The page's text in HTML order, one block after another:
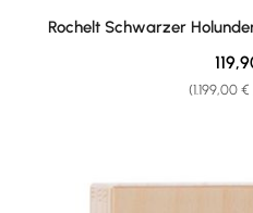
Durchschnittliche
Rochelt Schwarzer
(1.199,00